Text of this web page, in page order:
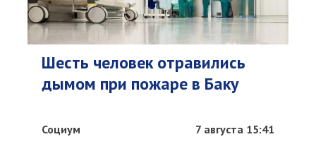
Шесть человек отравились
дымом при пожаре в Баку
Социум 7 августа 15:41